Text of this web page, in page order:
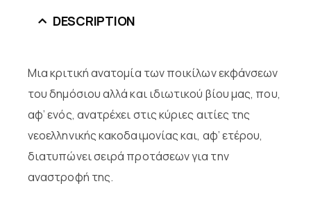
DESCRIPTION
Μια κριτική ανατομία των ποικίλων εκφάνσεων
του δημόσιου αλλά και ιδιωτικού βίου μας, που,
αφ’ ενός, ανατρέχει στις κύριες αιτίες της
νεοελληνικής κακοδαιμονίας και, αφ’ ετέρου,
διατυπώνει σειρά προτάσεων για την
αναστροφή της.